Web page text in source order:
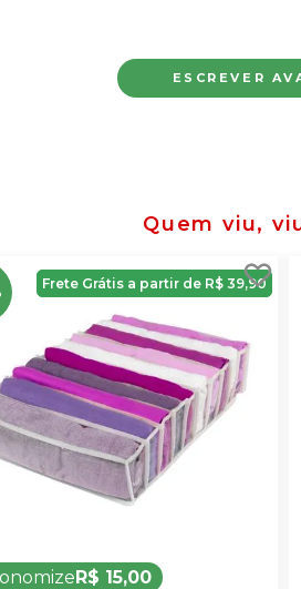
ESCREVER
Quem viu,
Frete Grátis a partir de R$ 39,90
R$ 15,00